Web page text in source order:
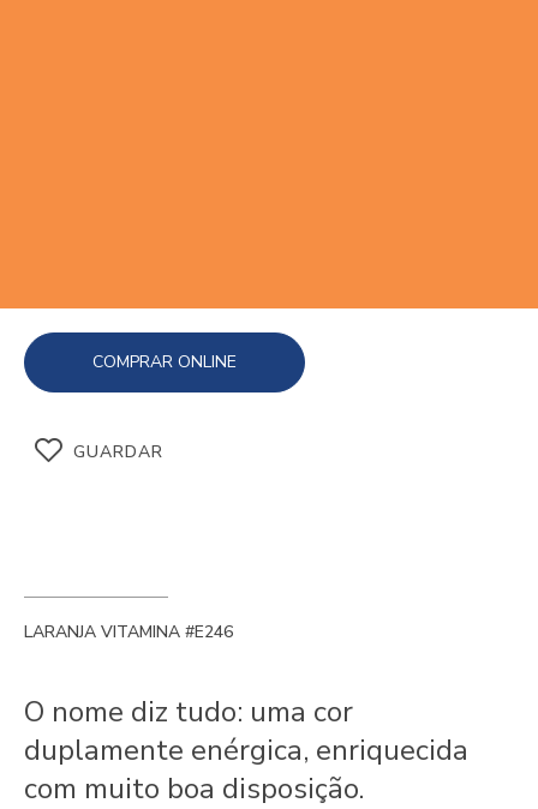
COMPRAR ONLINE
GUARDAR
LARANJA VITAMINA #E246
O nome diz tudo: uma cor
duplamente enérgica, enriquecida
com muito boa disposição.